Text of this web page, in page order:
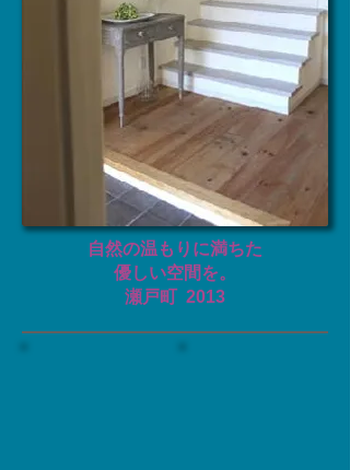
​自然の温もりに満ちた
優しい空間を。
瀬戸町 2013